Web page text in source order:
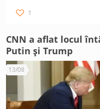
1
CNN a aflat locul
Putin și Trump
13/08